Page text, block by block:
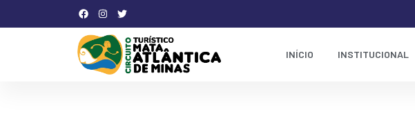
INÍCIO INSTITUCIONAL